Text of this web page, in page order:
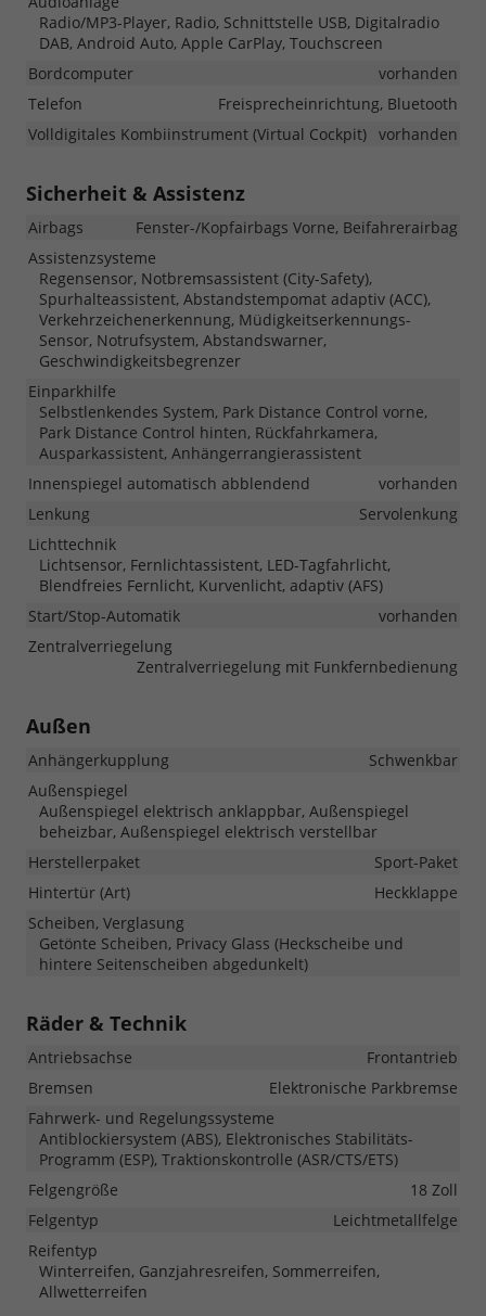
Radio/MP3-Player, Radio, Schnittstelle USB, Digitalradio
DAB, Android Auto, Apple CarPlay, Touchscreen
Bordcomputer
vorhanden
Telefon
Freisprecheinrichtung, Bluetooth
Volldigitales Kombiinstrument (Virtual Cockpit) vorhanden
Sicherheit & Assistenz
Airbags
Fenster-/Kopfairbags Vorne, Beifahrerairbag
Assistenzsysteme
Regensensor, Notbremsassistent (City-Safety),
Spurhalteassistent, Abstandstempomat adaptiv (ACC),
Verkehrzeichenerkennung, Müdigkeitserkennungs-
Sensor, Notrufsystem, Abstandswarner,
Geschwindigkeitsbegrenzer
Einparkhilfe
Selbstlenkendes System, Park Distance Control vorne,
Park Distance Control hinten, Rückfahrkamera,
Ausparkassistent, Anhängerrangierassistent
Innenspiegel automatisch abblendend
vorhanden
Lenkung
Servolenkung
Lichttechnik
Lichtsensor, Fernlichtassistent, LED-Tagfahrlicht,
Blendfreies Fernlicht, Kurvenlicht, adaptiv (AFS)
Start/Stop-Automatik
vorhanden
Zentralverriegelung
Zentralverriegelung mit Funkfernbedienung
Außen
Anhängerkupplung
Schwenkbar
Außenspiegel
Außenspiegel elektrisch anklappbar, Außenspiegel
beheizbar, Außenspiegel elektrisch verstellbar
Herstellerpaket
Sport-Paket
Hintertür (Art)
Heckklappe
Scheiben, Verglasung
Getönte Scheiben, Privacy Glass (Heckscheibe und
hintere Seitenscheiben abgedunkelt)
Räder & Technik
Antriebsachse
Frontantrieb
Bremsen
Elektronische Parkbremse
Fahrwerk- und Regelungssysteme
Antiblockiersystem (ABS), Elektronisches Stabilitäts-
Programm (ESP), Traktionskontrolle (ASR/CTS/ETS)
Felgengröße
18 Zoll
Felgentyp
Leichtmetallfelge
Reifentyp
Winterreifen, Ganzjahresreifen, Sommerreifen,
Allwetterreifen